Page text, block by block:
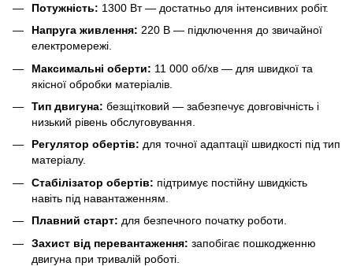
Потужність: 1300 Вт — достатньо для інтенсивних робіт.
Напруга живлення: 220 В — підключення до звичайної
електромережі.
Максимальні оберти: 11 000 об/хв — для швидкої та
якісної обробки матеріалів.
Тип двигуна: безщітковий — забезпечує довговічність і
низький рівень обслуговування.
Регулятор обертів: для точної адаптації швидкості під тип
матеріалу.
Стабілізатор обертів: підтримує постійну швидкість
навіть під навантаженням.
Плавний старт: для безпечного початку роботи.
Захист від перевантаження: запобігає пошкодженню
двигуна при тривалій роботі.